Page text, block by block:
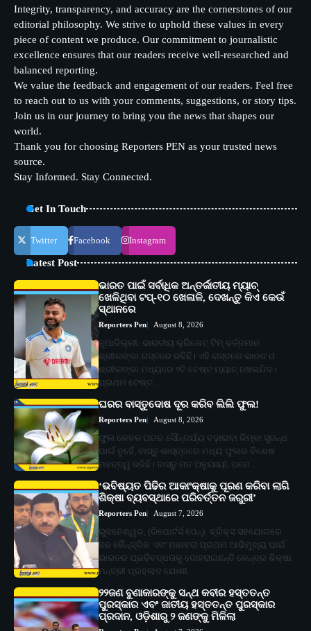
Integrity, transparency, and accuracy are the cornerstones of our
editorial philosophy. We strive to uphold these values in every
piece of content we produce. Our commitment to journalistic
excellence ensures that our readers receive well-researched and
balanced reporting.
We value the feedback and engagement of our readers. Feel free
to reach out to us with your comments, suggestions, or story tips.
Join us in our journey to bring you the news that shapes our
world.
Thank you for choosing Reporters PEN as your trusted news
source.
Stay Informed. Stay Connected.
Get In Touch
Twitter Facebook Instagram
Latest Post
ଭାରତ ପାଇଁ ସର୍ବାଧିକ ଅନ୍ତର୍ଜାତୀୟ ମ୍ୟାଚ୍
ଖେଳିଥିବା ଟପ୍-୧୦ ଖେଳାଳି, ଦେଖନ୍ତୁ କିଏ କେଉଁ
ସ୍ଥାନରେ
Reporters Pen August 8, 2026
ନୂଆଦିଲ୍ଲୀ: ଭାରତୀୟ କ୍ରିକେଟ୍ ଟିମ୍ ବର୍ତ୍ତମାନ
ଶ୍ରୀଲଙ୍କା ଗସ୍ତରେ ରହିଛି। ଏହି ଗସ୍ତରେ ଭାରତ ଓ
ଶ୍ରୀଲଙ୍କା ମଧ୍ୟରେ ୨ଟି ଟେଷ୍ଟ ମ୍ୟାଚ୍ ଖେଳାଯିବ।
ପ୍ରଥମ ଟେଷ୍ଟ…
ଘରର ବାସ୍ତୁଦୋଷ ଦୂର କରିବ ଲିଲି ଫୁଲ!
Reporters Pen August 8, 2026
ଫୁଲ କେବଳ ଘରର ସୌନ୍ଦର୍ଯ୍ୟ ବଢ଼ାଇବା କିମ୍ବା ସୁଗନ୍ଧ
ପାଇଁ ନୁହେଁ, ବାସ୍ତୁ ଶାସ୍ତ୍ରରେ ମଧ୍ୟ ଫୁଲର ବିଶେଷ
ମହତ୍ତ୍ୱ ରହିଛି। ବାସ୍ତୁ ମତ ଅନୁଯାୟୀ, ଘରେ…
‘ଭବିଷ୍ୟତ ପିଢିର ଆକାଂକ୍ଷାକୁ ପୂରଣ କରିବା ଲାଗି
ଶିକ୍ଷା ବ୍ୟବସ୍ଥାରେ ପରିବର୍ତ୍ତନ ଜରୁରୀ’
Reporters Pen August 7, 2026
ଭୁବନେଶ୍ୱର, (ରିପୋର୍ଟର୍ସ ପେନ୍‌): ବ୍ରିକ୍ସ ସହଯୋଗରେ
ଜନ କୈନ୍ଦ୍ରିକ ଏବଂ ମାନବତା ପ୍ରଥମ ଆଭିମୁଖ୍ୟ ପାଇଁ
ଭାରତର ପ୍ରତିବଦ୍ଧତାକୁ ଦୋହରାଇଛନ୍ତି କେନ୍ଦ୍ର ଶିକ୍ଷା
ମନ୍ତ୍ରୀ ପ୍ରହ୍ଲାଦ ଯୋଶୀ…
୨୨ଜଣ ବୁଣାକାରଙ୍କୁ ସନ୍ଥ କବୀର ହସ୍ତତନ୍ତ
ପୁରସ୍କାର ଏବଂ ଜାତୀୟ ହସ୍ତତନ୍ତ ପୁରସ୍କାର
ପ୍ରଦାନ, ଓଡ଼ିଶାରୁ ୨ ଜଣଙ୍କୁ ମିଳିଲା